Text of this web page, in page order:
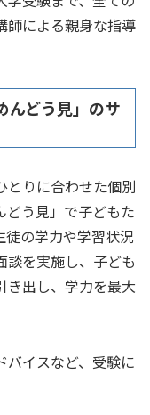
師による親身な指導
どう見」のサ
とりに合わせた個別
どう見」で子どもた
徒の学力や学習状況
談を実施し、子ども
き出し、学力を最大
バイスなど、受験に